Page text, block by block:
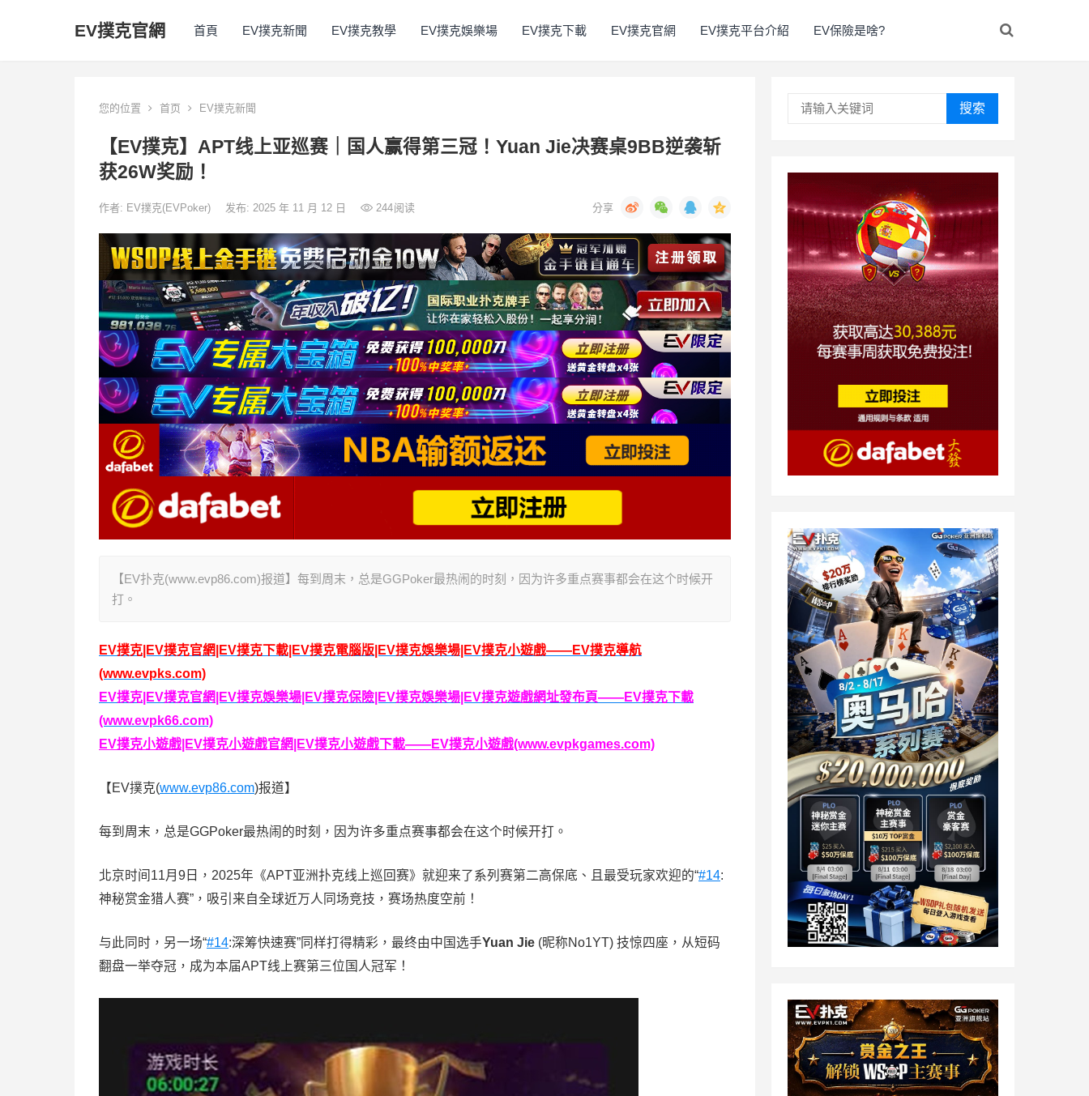
EV撲克官網 首頁 EV撲克新聞 EV撲克教學 EV撲克娛樂場 EV撲克下載 EV撲克官網 EV撲克平台介紹 EV保險是啥?
您的位置 首页 EV撲克新聞
【EV撲克】APT线上亚巡赛｜国人赢得第三冠！Yuan Jie决赛桌9BB逆袭斩
获26W奖励！
作者: EV撲克(EVPoker) 发布: 2025 年 11 月 12 日 244阅读
【EV扑克(www.evp86.com)报道】每到周末，总是GGPoker最热闹的时刻，因为许多重点赛事都会在这个时候开
打。
EV撲克|EV撲克官網|EV撲克下載|EV撲克電腦版|EV撲克娛樂場|EV撲克小遊戲——EV撲克導航
(www.evpks.com)
EV撲克|EV撲克官網|EV撲克娛樂場|EV撲克保險|EV撲克娛樂場|EV撲克遊戲網址發布頁——EV撲克下載
(www.evpk66.com)
EV撲克小遊戲|EV撲克小遊戲官網|EV撲克小遊戲下載——EV撲克小遊戲(www.evpkgames.com)
【EV撲克(www.evp86.com)报道】
每到周末，总是GGPoker最热闹的时刻，因为许多重点赛事都会在这个时候开打。
北京时间11月9日，2025年《APT亚洲扑克线上巡回赛》就迎来了系列赛第二高保底、且最受玩家欢迎的“#14:
神秘赏金猎人赛”，吸引来自全球近万人同场竞技，赛场热度空前！
与此同时，另一场“#14:深筹快速赛”同样打得精彩，最终由中国选手Yuan Jie (昵称No1YT) 技惊四座，从短码
翻盘一举夺冠，成为本届APT线上赛第三位国人冠军！
搜索